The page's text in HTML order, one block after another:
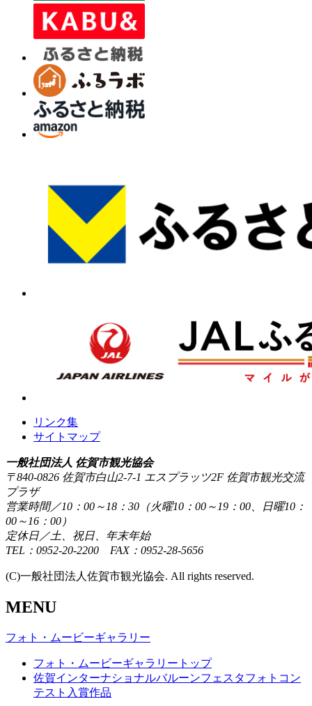
リンク集
サイトマップ
一般社団法人 佐賀市観光協会
〒840-0826 佐賀市白山2-7-1 エスプラッツ2F 佐賀市観光交流
プラザ
営業時間／10：00～18：30（火曜10：00～19：00、日曜10：
00～16：00）
定休日／土、祝日、年末年始
TEL：0952-20-2200 FAX：0952-28-5656
(C)一般社団法人佐賀市観光協会. All rights reserved.
MENU
フォト・ムービーギャラリー
フォト・ムービーギャラリートップ
佐賀インターナショナルバルーンフェスタフォトコン
テスト入賞作品